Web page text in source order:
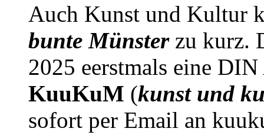
Auch Kunst und Kultur
bunte Münsterzu kurz.
2025 eerstmals eine
KuuKuM (kunst und
sofort per Email an